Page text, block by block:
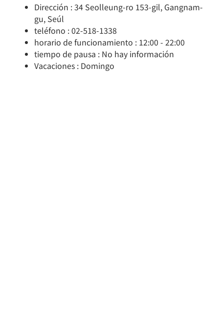
Dirección : 34 Seolleung-ro 153-gil, Gangnam-
gu, Seúl
teléfono : 02-518-1338
horario de funcionamiento : 12:00 - 22:00
tiempo de pausa : No hay información
Vacaciones : Domingo